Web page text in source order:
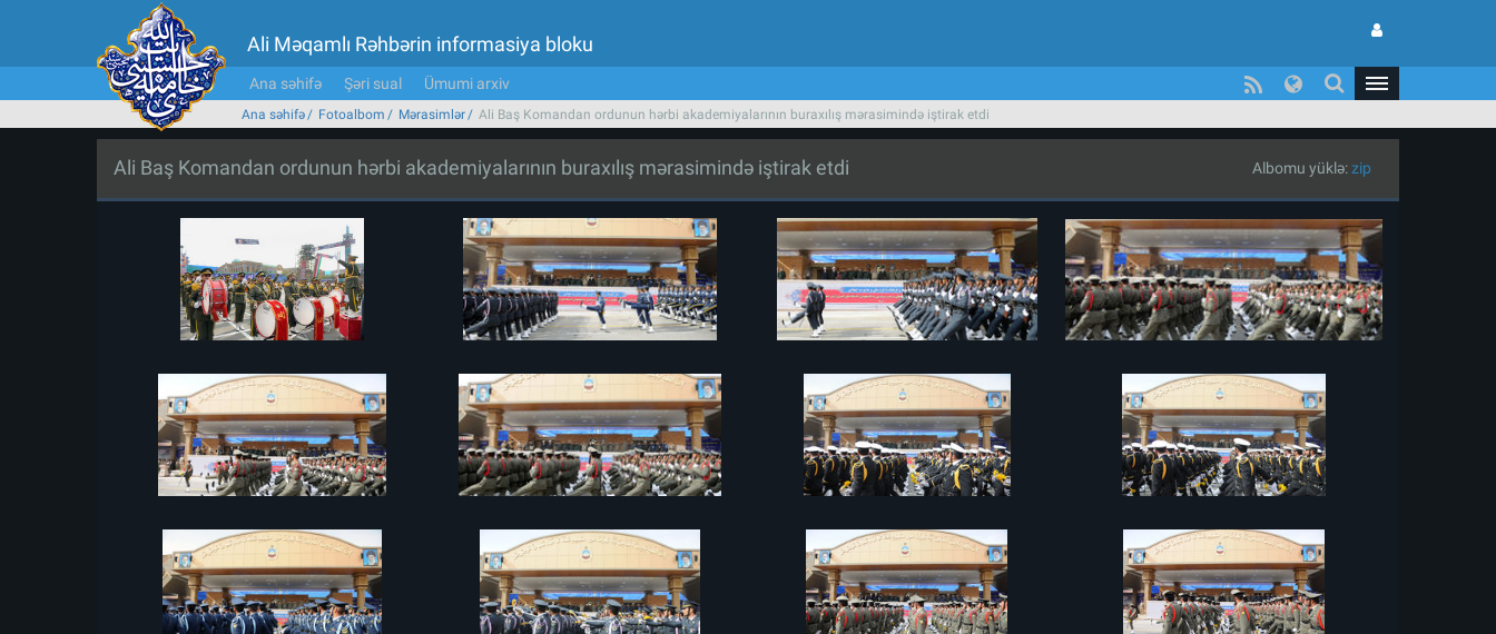
Ali Məqamlı Rəhbərin informasiya bloku
Ana səhifə Şəri sual Ümumi arxiv
Ana səhifə Fotoalbom Mərasimlər Ali Baş Komandan ordunun hərbi akademiyalarının buraxılış mərasimində iştirak etdi
Ali Baş Komandan ordunun hərbi akademiyalarının buraxılış mərasimində iştirak etdi Albomu yüklə:zip